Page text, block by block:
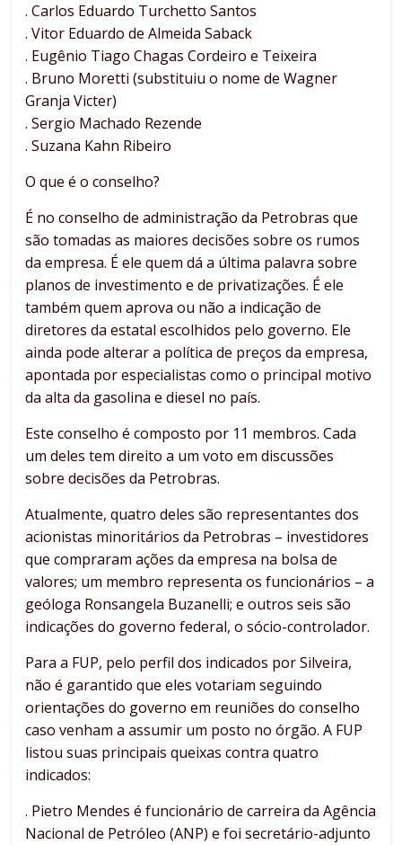
. Carlos Eduardo Turchetto Santos
. Vitor Eduardo de Almeida Saback
. Eugênio Tiago Chagas Cordeiro e Teixeira
. Bruno Moretti (substituiu o nome de Wagner
Granja Victer)
. Sergio Machado Rezende
. Suzana Kahn Ribeiro
O que é o conselho?
É no conselho de administração da Petrobras que
são tomadas as maiores decisões sobre os rumos
da empresa. É ele quem dá a última palavra sobre
planos de investimento e de privatizações. É ele
também quem aprova ou não a indicação de
diretores da estatal escolhidos pelo governo. Ele
ainda pode alterar a política de preços da empresa,
apontada por especialistas como o principal motivo
da alta da gasolina e diesel no país.
Este conselho é composto por 11 membros. Cada
um deles tem direito a um voto em discussões
sobre decisões da Petrobras.
Atualmente, quatro deles são representantes dos
acionistas minoritários da Petrobras – investidores
que compraram ações da empresa na bolsa de
valores; um membro representa os funcionários – a
geóloga Ronsangela Buzanelli; e outros seis são
indicações do governo federal, o sócio-controlador.
Para a FUP, pelo perfil dos indicados por Silveira,
não é garantido que eles votariam seguindo
orientações do governo em reuniões do conselho
caso venham a assumir um posto no órgão. A FUP
listou suas principais queixas contra quatro
indicados:
. Pietro Mendes é funcionário de carreira da Agência
Nacional de Petróleo (ANP) e foi secretário-adjunto